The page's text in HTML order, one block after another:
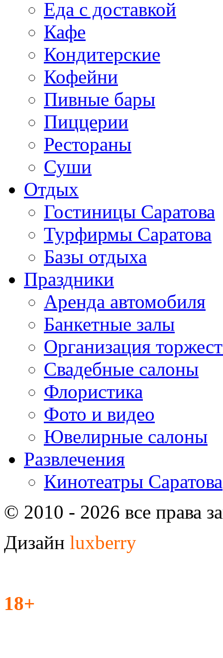
Еда с доставкой
Кафе
Кондитерские
Кофейни
Пивные бары
Пиццерии
Рестораны
Суши
Отдых
Гостиницы Саратова
Турфирмы Саратова
Базы отдыха
Праздники
Аренда автомобиля
Банкетные залы
Организация
Свадебные салоны
Флористика
Фото и видео
Ювелирные салоны
Развлечения
Кинотеатры Саратова
© 2010 - 2026 все права
Дизайн luxberry
18+